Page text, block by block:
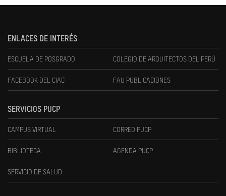
ENLACES DE INTERÉS
ESCUELA DE POSGRADO COLEGIO DE ARQUITECTOS DEL PERÚ
FACEBOOK DEL CIAC FAU PUBLICACIONES
SERVICIOS PUCP
CAMPUS VIRTUAL CORREO PUCP
BIBLIOTECA AGENDA PUCP
SERVICIO DE SALUD